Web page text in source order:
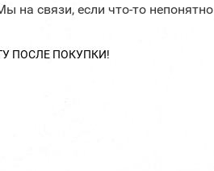
на связи, если что-то непонятно
ПОСЛЕ ПОКУПКИ!